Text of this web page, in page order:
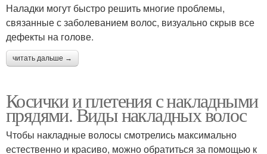
Наладки могут быстро решить многие проблемы,
связанные с заболеванием волос, визуально скрыв все
дефекты на голове.
читать дальше →
Косички и плетения с накладными
прядями. Виды накладных волос
Чтобы накладные волосы смотрелись максимально
естественно и красиво, можно обратиться за помощью к